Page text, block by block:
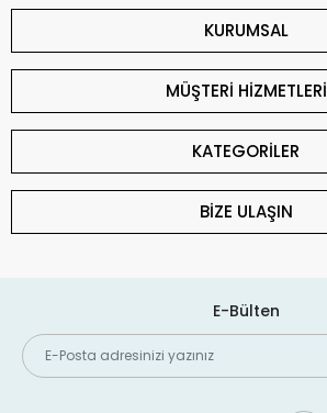
KURUMSAL
MÜŞTERİ HİZMETLERİ
KATEGORİLER
BİZE ULAŞIN
E-Bülten